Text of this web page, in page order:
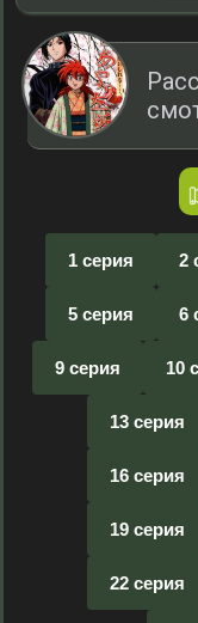
1 серия 2
5 серия 6
9 серия 10
13 серия
16 серия
19 серия
22 серия